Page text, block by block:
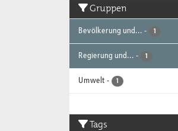
Gruppen
Bevölkerung und... - 1
Regierung und... - 1
Umwelt - 1
Tags